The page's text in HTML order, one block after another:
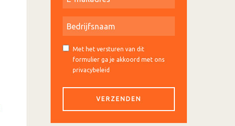
Met het versturen van dit
formulier ga je akkoord met ons
privacybeleid